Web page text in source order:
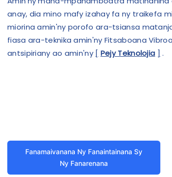
anay, dia mino mafy izahay fa ny traikefa
miorina amin'ny porofo ara-tsiansa
fiasa ara-teknika amin'ny Fitsaboana
antsipiriany ao amin'ny [ Pejy Teknolojia ] .
Fanamaivanana Ny Fanaintainana Sy
Ny Fanarenana